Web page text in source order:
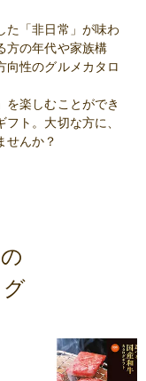
た「非日常」が味わ
方の年代や家族構
向性のグルメカタロ
を楽しむことができ
ト。大切な方に、
せんか？